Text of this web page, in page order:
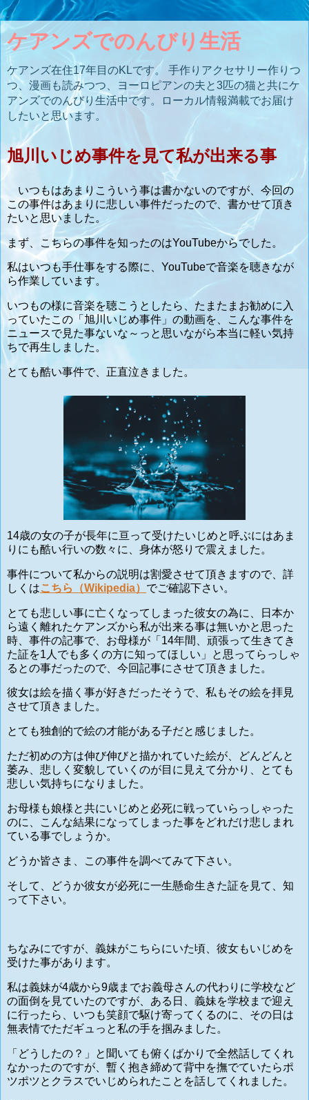
ケアンズでのんびり生活
ケアンズ在住17年目のKLです。 手作りアクセサリー作りつ
つ、漫画も読みつつ、ヨーロピアンの夫と3匹の猫と共にケ
アンズでのんびり生活中です。ローカル情報満載でお届け
したいと思います。
旭川いじめ事件を見て私が出来る事
いつもはあまりこういう事は書かないのですが、今回の
この事件はあまりに悲しい事件だったので、書かせて頂き
たいと思いました。
まず、こちらの事件を知ったのはYouTubeからでした。
私はいつも手仕事をする際に、YouTubeで音楽を聴きなが
ら作業しています。
いつもの様に音楽を聴こうとしたら、たまたまお勧めに入
っていたこの「旭川いじめ事件」の動画を、こんな事件を
ニュースで見た事ないな～っと思いながら本当に軽い気持
ちで再生しました。
とても酷い事件で、正直泣きました。
14歳の女の子が長年に亘って受けたいじめと呼ぶにはあま
りにも酷い行いの数々に、身体が怒りで震えました。
事件について私からの説明は割愛させて頂きますので、詳
しくはこちら（Wikipedia） でご確認下さい。
とても悲しい事に亡くなってしまった彼女の為に、日本か
ら遠く離れたケアンズから私が出来る事は無いかと思った
時、事件の記事で、お母様が「14年間、頑張って生きてき
た証を1人でも多くの方に知ってほしい」と思ってらっしゃ
るとの事だったので、今回記事にさせて頂きました。
彼女は絵を描く事が好きだったそうで、私もその絵を拝見
させて頂きました。
とても独創的で絵の才能がある子だと感じました。
ただ初めの方は伸び伸びと描かれていた絵が、どんどんと
萎み、悲しく変貌していくのが目に見えて分かり、とても
悲しい気持ちになりました。
お母様も娘様と共にいじめと必死に戦っていらっしゃった
のに、こんな結果になってしまった事をどれだけ悲しまれ
ている事でしょうか。
どうか皆さま、この事件を調べてみて下さい。
そして、どうか彼女が必死に一生懸命生きた証を見て、知
って下さい。
ちなみにですが、義妹がこちらにいた頃、彼女もいじめを
受けた事があります。
私は義妹が4歳から9歳までお義母さんの代わりに学校など
の面倒を見ていたのですが、ある日、義妹を学校まで迎え
に行ったら、いつも笑顔で駆け寄ってくるのに、その日は
無表情でただギュっと私の手を掴みました。
「どうしたの？」と聞いても俯くばかりで全然話してくれ
なかったのですが、暫く抱き締めて背中を撫でていたらポ
ツポツとクラスでいじめられたことを話してくれました。